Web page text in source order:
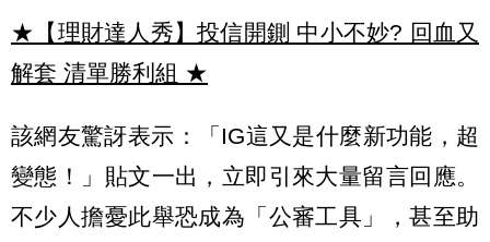
★【理財達人秀】投信開鍘 中小不妙? 回血又
解套 清單勝利組 ★
該網友驚訝表示：「IG這又是什麼新功能，超
變態！」貼文一出，立即引來大量留言回應。
不少人擔憂此舉恐成為「公審工具」，甚至助